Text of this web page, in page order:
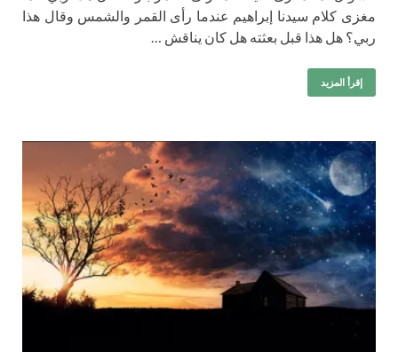
مغزى كلام سيدنا إبراهيم عندما رأى القمر والشمس وقال هذا
ربي؟ هل هذا قبل بعثته هل كان يناقش …
إقرأ المزيد